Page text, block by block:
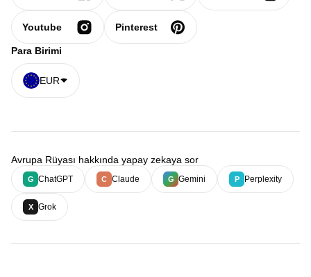
Youtube Pinterest
Para Birimi
EUR
Avrupa Rüyası hakkında yapay zekaya sor
G ChatGPT C Claude G Gemini P Perplexity
X Grok